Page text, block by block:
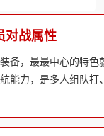
对战属性
备，最最中心的特
能力，是多人组队